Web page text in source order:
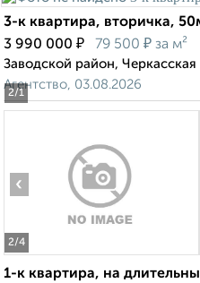
2/1
3-к квартира, вторичка,
3 990 000 ₽ 79 500 ₽ за м²
Заводской район, Черкасская
Агентство, 03.08.2026
2/4
‹
1-к квартира, на